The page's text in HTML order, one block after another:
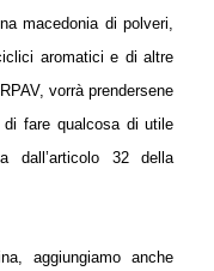
macedonia di polveri,
aromatici e di altre
vorrà prendersene
fare qualcosa di utile
dall’articolo 32 della
aggiungiamo anche